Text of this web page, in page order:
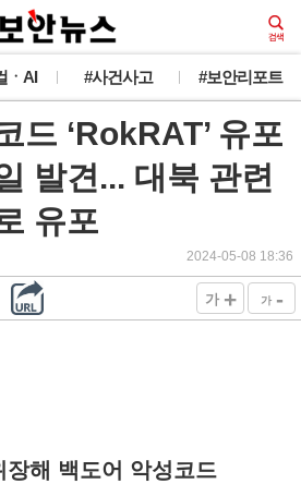
ㆍAI #사건사고 #보안리포트
드 ‘RokRAT’ 유포
발견... 대북 관련
유포
2024-05-08 18:36
가 + 가 -
해 백도어 악성코드